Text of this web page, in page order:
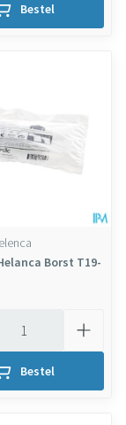
Bestel
Borst T19-
Bestel